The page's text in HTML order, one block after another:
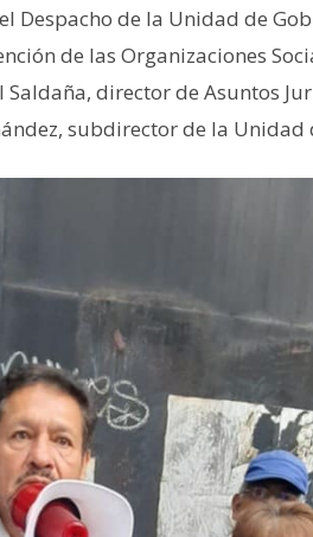
Despacho de la Unidad de
de las Organizaciones
Saldaña, director de Asuntos
subdirector de la Unidad